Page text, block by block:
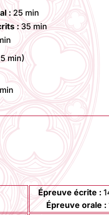
:25 min
:35 min
min)
Épreuve écrite :
Épreuve orale :